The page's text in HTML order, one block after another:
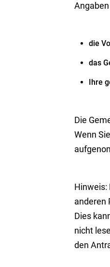
die
das
Ihre
Die
Wenn
Hinweis:
anderen
Dies
nicht
den